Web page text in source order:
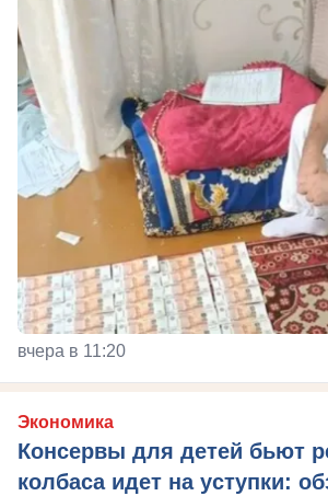
вчера в 11:20
Экономика
Консервы для детей бьют
колбаса идет на уступки: